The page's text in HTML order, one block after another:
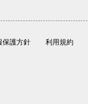
保護方針 利用規約